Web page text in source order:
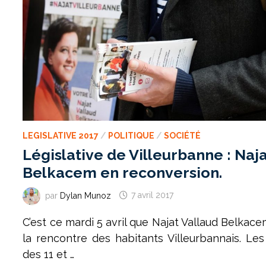
LEGISLATIVE 2017 / POLITIQUE /SOCIÉTÉ
Législative de Villeurbanne :
Belkacem en reconversion.
par Dylan Munoz 7 avril 2017
C’est ce mardi 5 avril que Najat Vallaud
la rencontre des habitants Villeurbannais.
des 11 et …